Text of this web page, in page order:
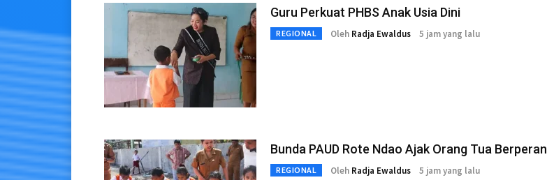
Guru Perkuat PHBS Anak Usia Dini
REGIONAL Oleh Radja Ewaldus 5 jam yang lalu
Bunda PAUD Rote Ndao Ajak Orang Tua Berperan
REGIONAL Oleh Radja Ewaldus 5 jam yang lalu